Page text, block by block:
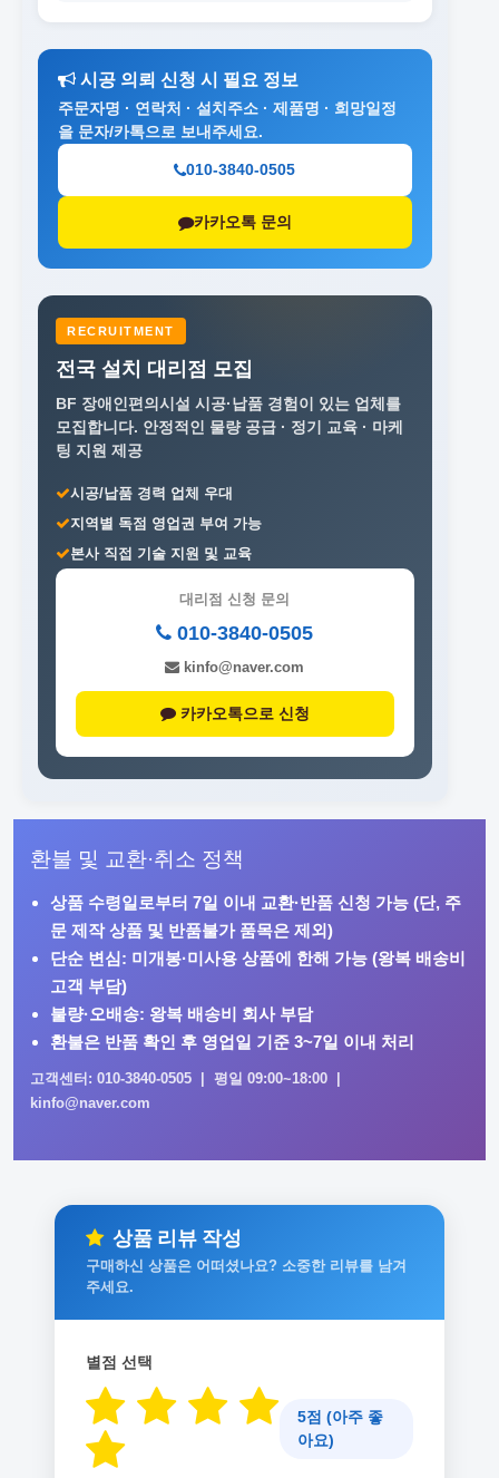
시공 의뢰 신청 시 필요 정보
주문자명 · 연락처 · 설치주소 · 제품명 · 희망일정
을 문자/카톡으로 보내주세요.
010-3840-0505
카카오톡 문의
RECRUITMENT
전국 설치 대리점 모집
BF 장애인편의시설 시공·납품 경험이 있는 업체를
모집합니다. 안정적인 물량 공급 · 정기 교육 · 마케
팅 지원 제공
시공/납품 경력 업체 우대
지역별 독점 영업권 부여 가능
본사 직접 기술 지원 및 교육
대리점 신청 문의
010-3840-0505
kinfo@naver.com
카카오톡으로 신청
환불 및 교환·취소 정책
상품 수령일로부터 7일 이내 교환·반품 신청 가능 (단, 주
문 제작 상품 및 반품불가 품목은 제외)
단순 변심: 미개봉·미사용 상품에 한해 가능 (왕복 배송비
고객 부담)
불량·오배송: 왕복 배송비 회사 부담
환불은 반품 확인 후 영업일 기준 3~7일 이내 처리
고객센터: 010-3840-0505 | 평일 09:00~18:00 |
kinfo@naver.com
상품 리뷰 작성
구매하신 상품은 어떠셨나요? 소중한 리뷰를 남겨
주세요.
별점 선택
5점 (아주 좋
아요)